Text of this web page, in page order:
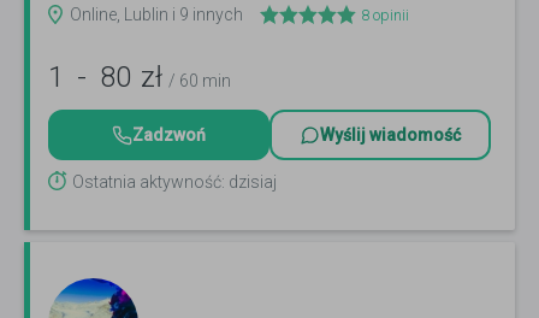
Online, Lublin i 9 innych 8 opinii
1 - 80 zł / 60 min
Zadzwoń Wyślij wiadomość
Ostatnia aktywność: dzisiaj